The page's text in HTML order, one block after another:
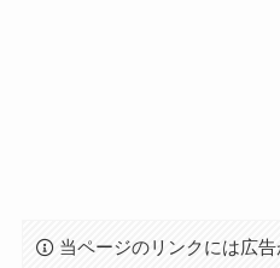
当ページのリンクには広告